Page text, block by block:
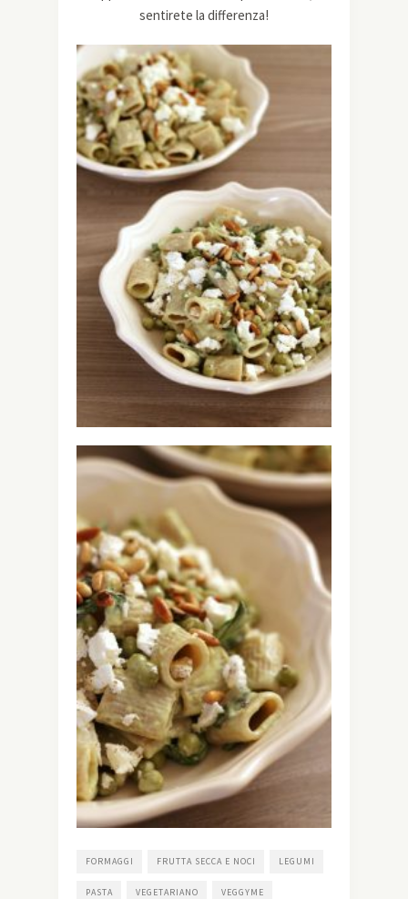
sentirete la differenza!
FORMAGGI FRUTTA SECCA E NOCI LEGUMI
PASTA VEGETARIANO VEGGYME